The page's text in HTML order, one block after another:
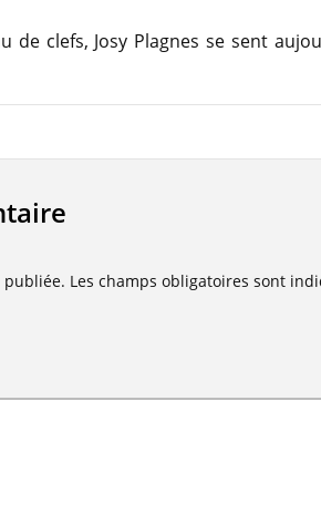
de clefs, Josy Plagnes se sent
publiée. Les champs obligatoires sont